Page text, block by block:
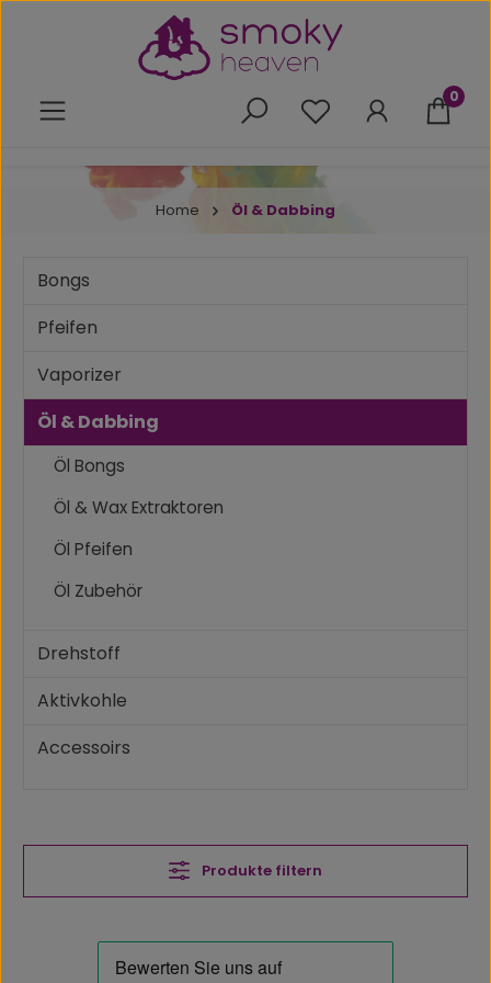
Zum Hauptinhalt springen
Du hast 0 Produkte
0
Home Öl & Dabbing
Bongs
Pfeifen
Vaporizer
Öl & Dabbing
Öl Bongs
Öl & Wax Extraktoren
Öl Pfeifen
Öl Zubehör
Drehstoff
Aktivkohle
Accessoirs
Produkte filtern